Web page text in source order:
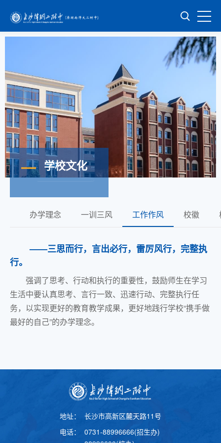
学校文化
办学理念 一训三风 工作作风 校徽
——三思而行，言出必行，雷厉风行，完整执
行。
强调了思考、行动和执行的重要性，鼓励师生在学习
生活中要认真思考、言行一致、迅速行动、完整执行任
务，以实现更好的教育教学成果，更好地践行学校“携手做
最好的自己”的办学理念。
地址：
长沙市高新区麓天路11号
电话：
0731-88996666(招生办)